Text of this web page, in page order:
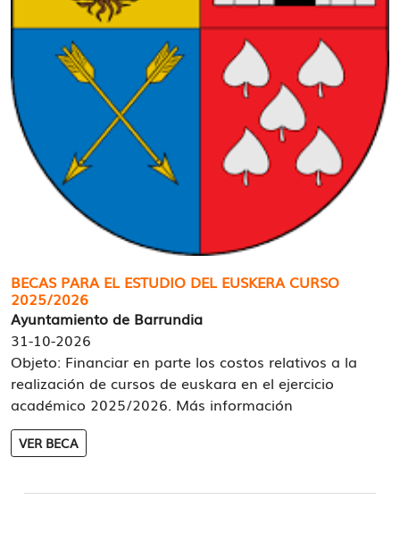
BECAS PARA EL ESTUDIO DEL EUSKERA CURSO
2025/2026
Ayuntamiento de Barrundia
31-10-2026
Objeto: Financiar en parte los costos relativos a la
realización de cursos de euskara en el ejercicio
académico 2025/2026. Más información
VER BECA